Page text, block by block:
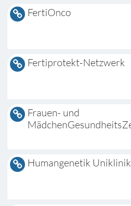
FertiOnco
Fertiprotekt-Netzwerk
Frauen- und
Humangenetik